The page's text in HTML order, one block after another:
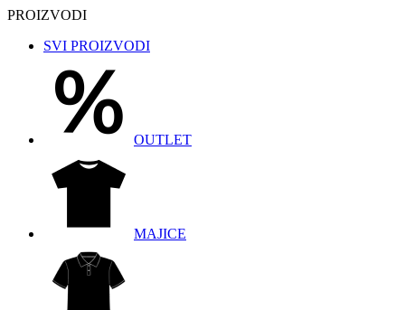
PROIZVODI
SVI PROIZVODI
OUTLET
MAJICE